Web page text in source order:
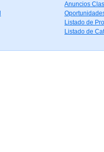
Anuncios
Listado de
Listado de